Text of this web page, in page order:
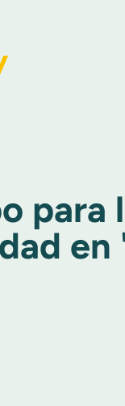
para
en